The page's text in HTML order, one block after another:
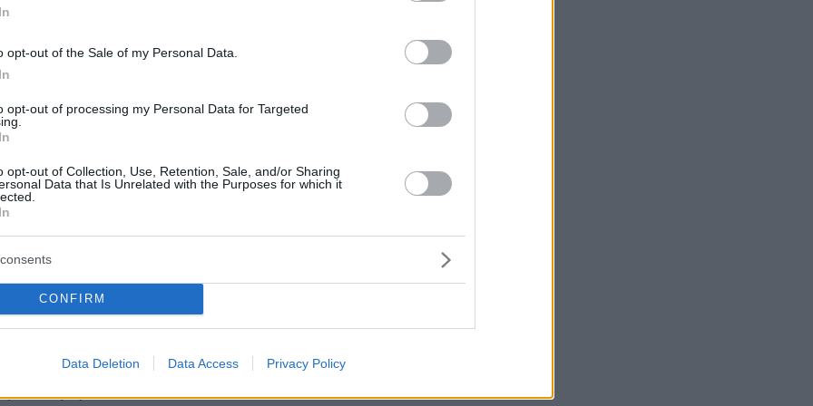
opt-out of the Sale of my Personal Data.
opt-out of processing my Personal Data for Targeted
opt-out of Collection, Use, Retention, Sale, and/or Sharing
Data that Is Unrelated with the Purposes for which it
CONFIRM
Data Deletion Data Access Privacy Policy
είπαν ότι θα πάνε «μια βόλτα με το
τη μητέρα τους μέσα στα αίματα.
στο Νοσοκομείο Καλαμάτας
ύπνου και ξύπνησαν μετά τις 10 το
εξετάζουν και ένα δεύτερο
Σύμφωνα με πληροφορίες, δεν αποκλείεται
είχαν τρομοκρατηθεί από τον έντονο καβγά
να αποσύρθηκαν στο δωμάτιό τους
να δώσουν σαφείς απαντήσεις για
συνέβη.